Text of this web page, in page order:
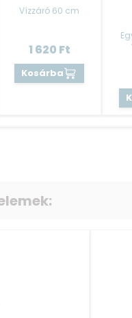
Vízzáró 60 cm
1 620 Ft
Kosárba